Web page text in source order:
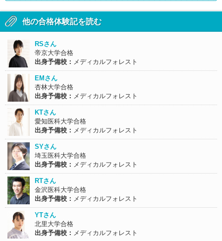
他の合格体験記を読む
RSさん
帝京大学合格
出身予備校： メディカルフォレスト
EMさん
杏林大学合格
出身予備校： メディカルフォレスト
KTさん
愛知医科大学合格
出身予備校： メディカルフォレスト
SYさん
埼玉医科大学合格
出身予備校： メディカルフォレスト
RTさん
金沢医科大学合格
出身予備校： メディカルフォレスト
YTさん
北里大学合格
出身予備校： メディカルフォレスト